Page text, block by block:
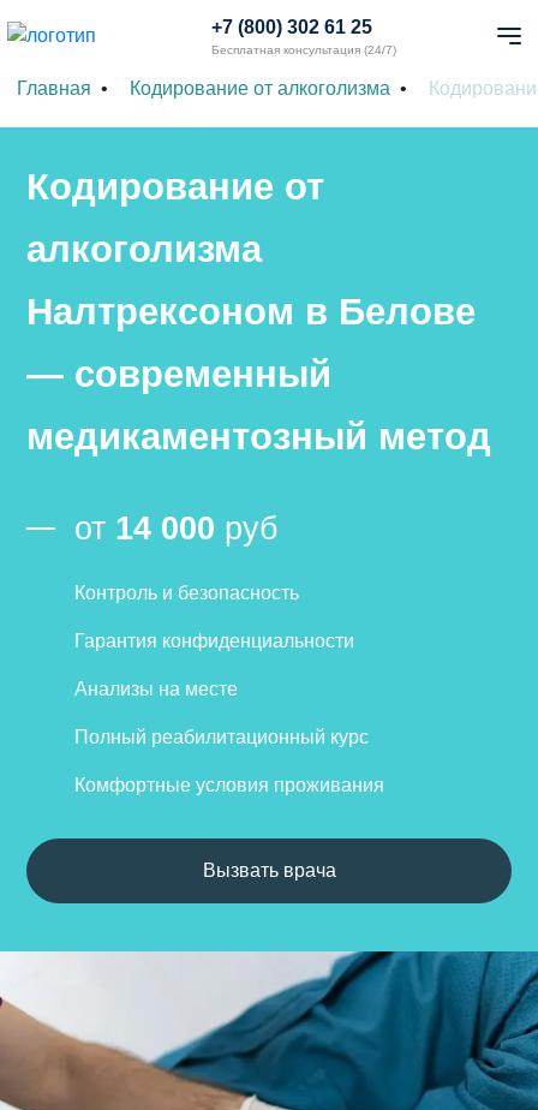
+7 (800) 302 61 25
Бесплатная консультация (24/7)
Главная Кодирование от алкоголизма
Кодирование от
алкоголизма
Налтрексоном в Белове
— современный
медикаментозный метод
от 14 000 руб
Контроль и безопасность
Гарантия конфиденциальности
Анализы на месте
Полный реабилитационный курс
Комфортные условия проживания
Вызвать врача